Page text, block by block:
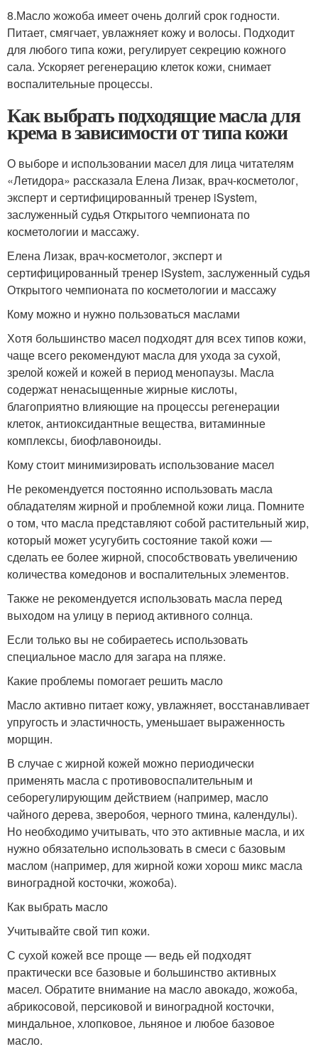
8.Масло жожоба имеет очень долгий срок годности.
Питает, смягчает, увлажняет кожу и волосы. Подходит
для любого типа кожи, регулирует секрецию кожного
сала. Ускоряет регенерацию клеток кожи, снимает
воспалительные процессы.
Как выбрать подходящие масла для
крема в зависимости от типа кожи
О выборе и использовании масел для лица читателям
«Летидора» рассказала Елена Лизак, врач-косметолог,
эксперт и сертифицированный тренер iSystem,
заслуженный судья Открытого чемпионата по
косметологии и массажу.
Елена Лизак, врач-косметолог, эксперт и
сертифицированный тренер iSystem, заслуженный судья
Открытого чемпионата по косметологии и массажу
Кому можно и нужно пользоваться маслами
Хотя большинство масел подходят для всех типов кожи,
чаще всего рекомендуют масла для ухода за сухой,
зрелой кожей и кожей в период менопаузы. Масла
содержат ненасыщенные жирные кислоты,
благоприятно влияющие на процессы регенерации
клеток, антиоксидантные вещества, витаминные
комплексы, биофлавоноиды.
Кому стоит минимизировать использование масел
Не рекомендуется постоянно использовать масла
обладателям жирной и проблемной кожи лица. Помните
о том, что масла представляют собой растительный жир,
который может усугубить состояние такой кожи —
сделать ее более жирной, способствовать увеличению
количества комедонов и воспалительных элементов.
Также не рекомендуется использовать масла перед
выходом на улицу в период активного солнца.
Если только вы не собираетесь использовать
специальное масло для загара на пляже.
Какие проблемы помогает решить масло
Масло активно питает кожу, увлажняет, восстанавливает
упругость и эластичность, уменьшает выраженность
морщин.
В случае с жирной кожей можно периодически
применять масла с противовоспалительным и
себорегулирующим действием (например, масло
чайного дерева, зверобоя, черного тмина, календулы).
Но необходимо учитывать, что это активные масла, и их
нужно обязательно использовать в смеси с базовым
маслом (например, для жирной кожи хорош микс масла
виноградной косточки, жожоба).
Как выбрать масло
Учитывайте свой тип кожи.
С сухой кожей все проще — ведь ей подходят
практически все базовые и большинство активных
масел. Обратите внимание на масло авокадо, жожоба,
абрикосовой, персиковой и виноградной косточки,
миндальное, хлопковое, льняное и любое базовое
масло.